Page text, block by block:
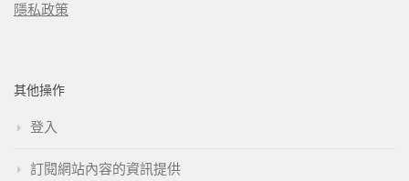
隱私政策
其他操作
登入
訂閱網站內容的資訊提供